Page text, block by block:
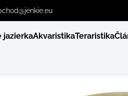
jazierkaAkvaristikaTeraristika